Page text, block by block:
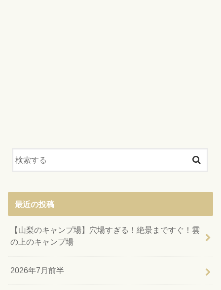
最近の投稿
【山梨のキャンプ場】穴場すぎる！絶景まですぐ！雲
の上のキャンプ場
2026年7月前半